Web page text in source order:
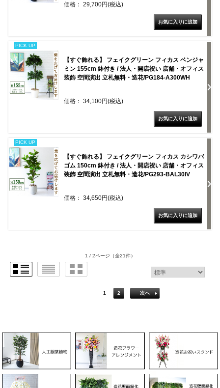
価格： 29,700円(税込)
PICK UP
【すぐ飾れる】 フェイクグリーン フィカス ベンジャ
ミン 155cm 鉢付き / 法人・開店祝い 店舗・オフィス
装飾 空間演出 立札無料・造花/PG184-A300WH
価格： 34,100円(税込)
PICK UP
【すぐ飾れる】 フェイクグリーン フィカス カシワバ
ゴム 150cm 鉢付き / 法人・開店祝い 店舗・オフィス
装飾 空間演出 立札無料・造花/PG293-BAL30IV
価格： 34,650円(税込)
1 / 2ページ （全21件）
1 2 次へ